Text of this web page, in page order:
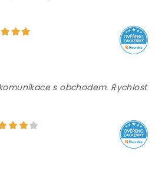
s obchodem. Rychlost